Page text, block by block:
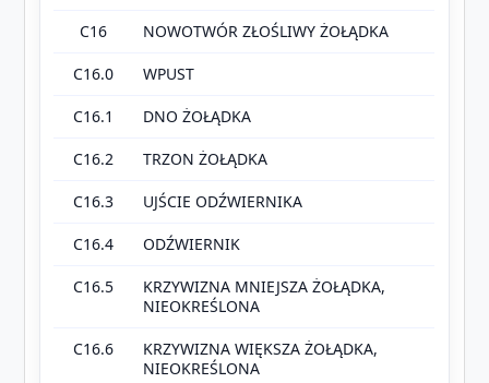
C16 NOWOTWÓR ZŁOŚLIWY ŻOŁĄDKA
C16.0 WPUST
C16.1 DNO ŻOŁĄDKA
C16.2 TRZON ŻOŁĄDKA
C16.3 UJŚCIE ODŹWIERNIKA
C16.4 ODŹWIERNIK
C16.5
KRZYWIZNA MNIEJSZA ŻOŁĄDKA,
NIEOKREŚLONA
C16.6
KRZYWIZNA WIĘKSZA ŻOŁĄDKA,
NIEOKREŚLONA